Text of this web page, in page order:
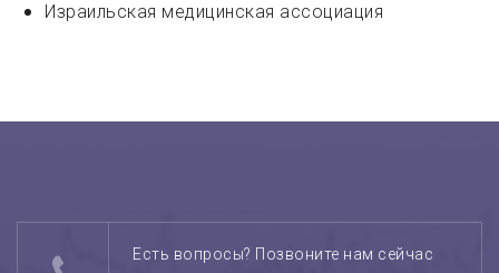
Израильская медицинская ассоциация
Есть вопросы? Позвоните нам сейчас